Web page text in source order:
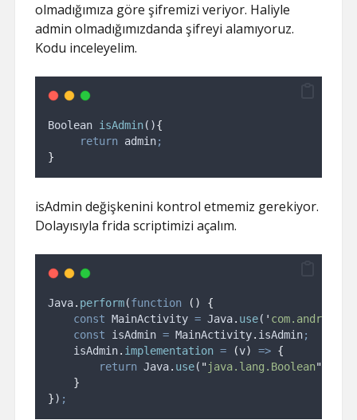
olmadığımıza göre şifremizi veriyor. Haliyle
admin olmadığımızdanda şifreyi alamıyoruz.
Kodu inceleyelim.
Boolean isAdmin(){
return admin;
}
isAdmin değişkenini kontrol etmemiz gerekiyor.
Dolayısıyla frida scriptimizi açalım.
Java. perform(function ()
{
const MainActivity = Java. use( '
const
isAdmin = MainActivity. isAdmin;
isAdmin. implementation = (v) => {
return Java. use( "java.lang.Boolean"
}
}) ;